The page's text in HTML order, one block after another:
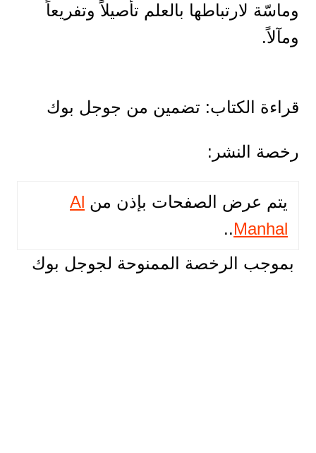
وماسّة لارتباطها بالعلم تأصيلاً وتفريعاً
ومآلاً.
قراءة الكتاب: تضمين من جوجل بوك
رخصة النشر:
يتم عرض الصفحات بإذن من Al
Manhal
..
بموجب الرخصة الممنوحة لجوجل بوك